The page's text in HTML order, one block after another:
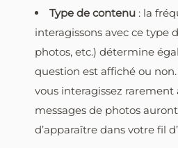
Type de contenu : la
interagissons avec ce type
photos, etc.) détermine
question est affiché ou non.
vous interagissez rarement
messages de photos
d’apparaître dans votre fil